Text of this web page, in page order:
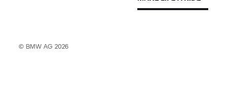
© BMW AG 2026